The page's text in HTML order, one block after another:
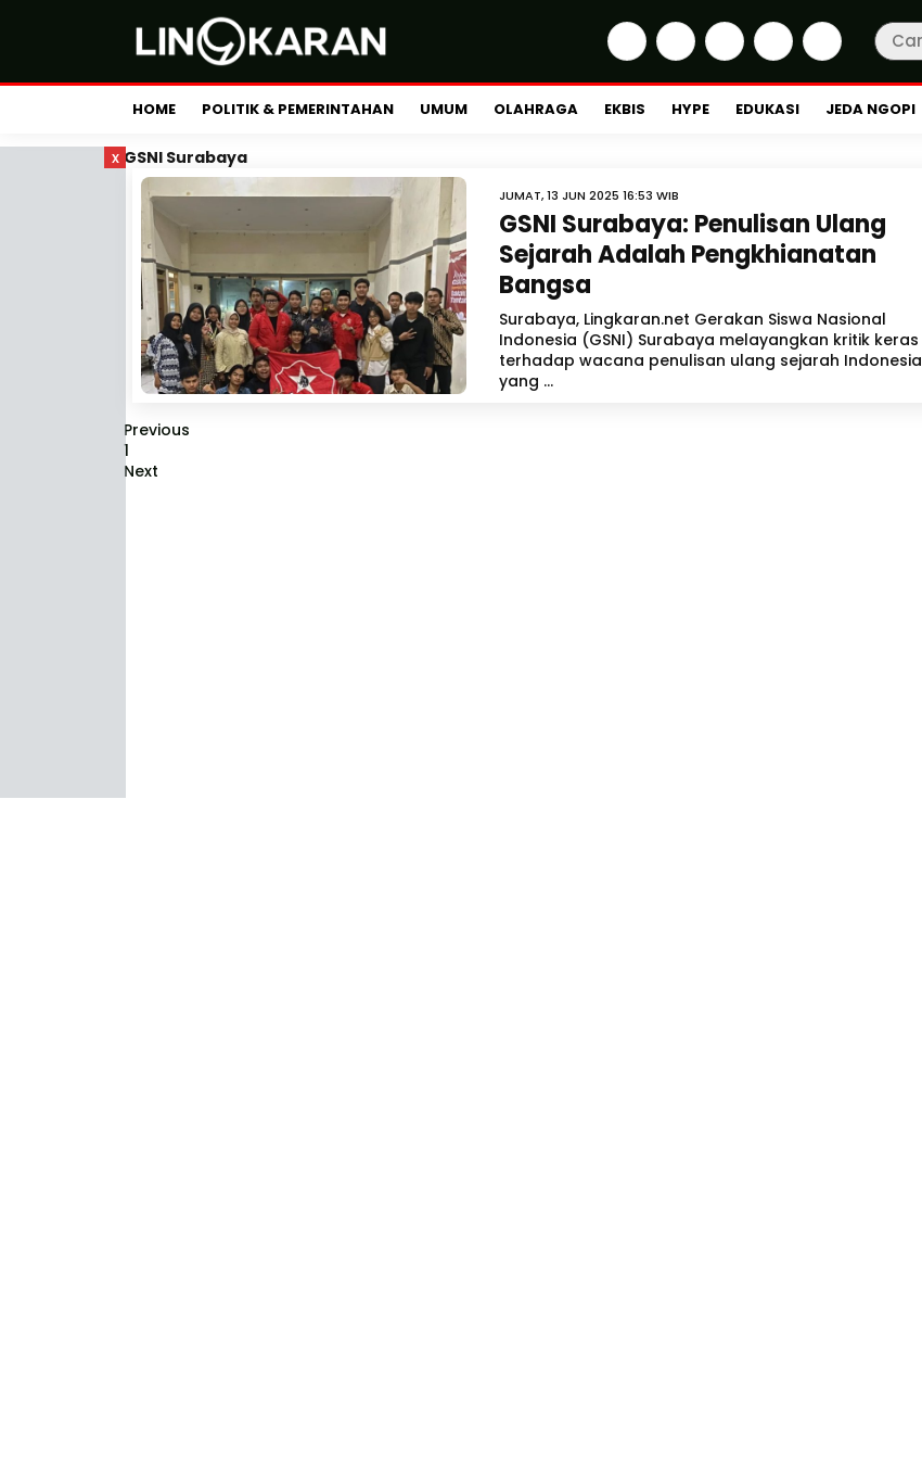
HOME POLITIK & PEMERINTAHAN UMUM OLAHRAGA EKBIS HYPE EDUKASI JEDA NGOPI
x GSNI Surabaya
JUMAT, 13 JUN 2025 16:53 WIB
GSNI Surabaya: Penulisan Ulang
Sejarah Adalah Pengkhianatan
Bangsa
Surabaya, Lingkaran.net Gerakan Siswa Nasional
Indonesia (GSNI) Surabaya melayangkan kritik keras
terhadap wacana penulisan ulang sejarah Indonesia
yang ...
Previous
1
Next